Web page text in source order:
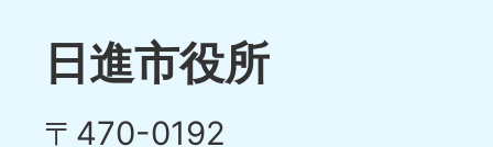
日進市役所
〒470-0192